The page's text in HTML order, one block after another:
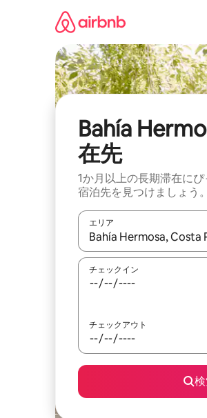
Bahía
在先
1か月以上の長期滞在に
宿泊先を見つけましょう。
エリア
検索結果が表示されたら
チェックイン
チェックアウト